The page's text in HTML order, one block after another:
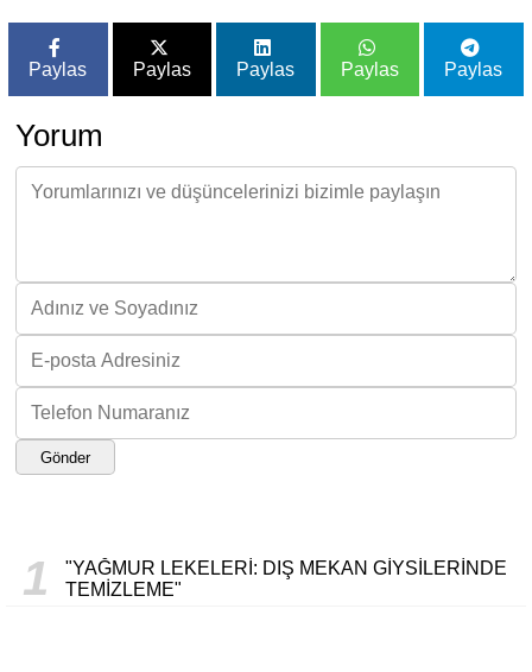
Paylas Paylas Paylas Paylas Paylas
Yorum
Gönder
1
"YAĞMUR LEKELERI: DIŞ MEKAN GIYSILERINDE
TEMIZLEME"